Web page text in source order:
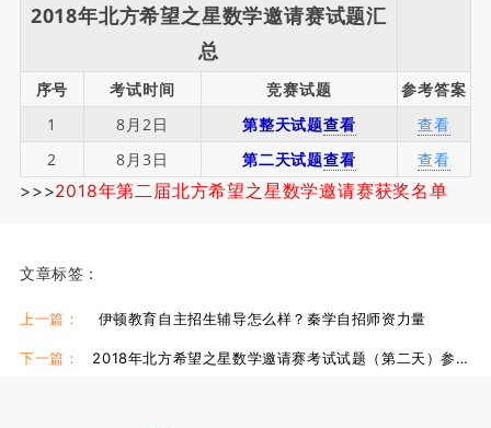
2018年北方希望之星数学邀请赛试题汇
总
序号 考试时间 竞赛试题
参考答案
1
8月2日 第整天试题查看
查看
2
8月3日 第二天试题查看
查看
>>>2018年第二届北方希望之星数学邀请赛获奖名单
文章标签：
上一篇： 伊顿教育自主招生辅导怎么样？秦学自招师资力量
下一篇： 2018年北方希望之星数学邀请赛考试试题（第二天）参考答案